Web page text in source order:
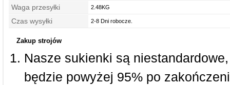
Waga przesyłki 2.48KG
Czas wysyłki 2-8 Dni robocze.
Zakup strojów
Nasze sukienki są
będzie powyżej 95% po